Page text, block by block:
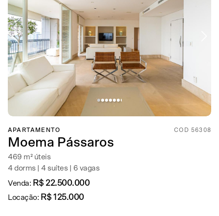
APARTAMENTO COD 56308
Moema Pássaros
469 m² úteis
4 dorms | 4 suítes | 6 vagas
Venda: R$ 22.500.000
Locação: R$ 125.000